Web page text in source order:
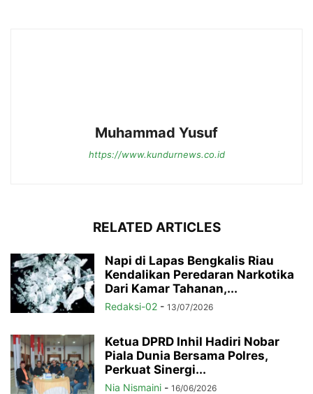
Muhammad Yusuf
https://www.kundurnews.co.id
RELATED ARTICLES
Napi di Lapas Bengkalis Riau
Kendalikan Peredaran Narkotika
Dari Kamar Tahanan,...
Redaksi-02 - 13/07/2026
Ketua DPRD Inhil Hadiri Nobar
Piala Dunia Bersama Polres,
Perkuat Sinergi...
Nia Nismaini - 16/06/2026